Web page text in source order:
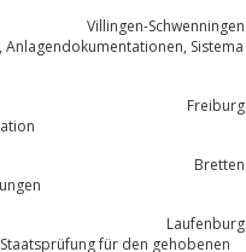
Villingen-Schwenningen
Freiburg
Transportation
Bretten
Laufenburg